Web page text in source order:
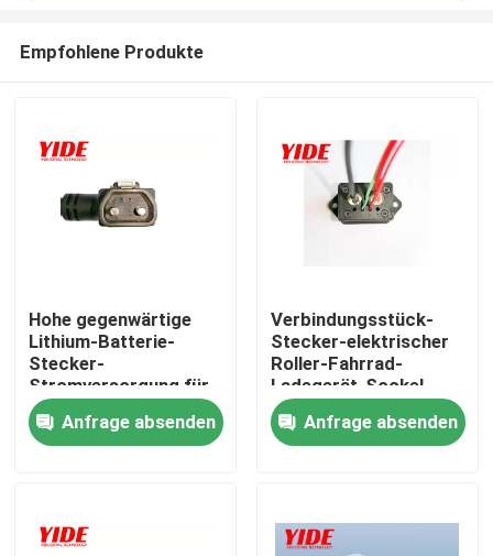
Nach Hause
Kontakte
Empfohlene Produkte
Hohe gegenwärtige
Lithium-Batterie-
Stecker-
Stromversorgung für
elektrisches Motorrad
Anfrage absenden
Verbindungsstück-
Stecker-elektrischer
Roller-Fahrrad-
Ladegerät-Sockel-
männlich-weibliches
Verbindungsstück
Anfrage absenden